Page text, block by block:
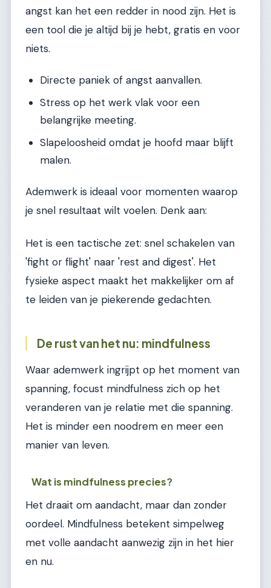
angst kan het een redder in nood zijn. Het is
een tool die je altijd bij je hebt, gratis en voor
niets.
Directe paniek of angst aanvallen.
Stress op het werk vlak voor een
belangrijke meeting.
Slapeloosheid omdat je hoofd maar blijft
malen.
Ademwerk is ideaal voor momenten waarop
je snel resultaat wilt voelen. Denk aan:
Het is een tactische zet: snel schakelen van
'fight or flight' naar 'rest and digest'. Het
fysieke aspect maakt het makkelijker om af
te leiden van je piekerende gedachten.
De rust van het nu: mindfulness
Waar ademwerk ingrijpt op het moment van
spanning, focust mindfulness zich op het
veranderen van je relatie met die spanning.
Het is minder een noodrem en meer een
manier van leven.
Wat is mindfulness precies?
Het draait om aandacht, maar dan zonder
oordeel. Mindfulness betekent simpelweg
met volle aandacht aanwezig zijn in het hier
en nu.